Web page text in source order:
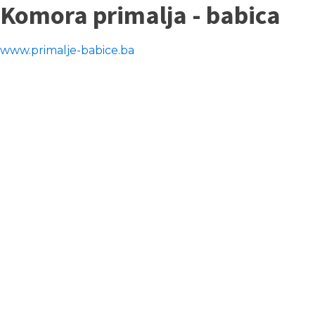
Komora primalja - babica
www.primalje-babice.ba